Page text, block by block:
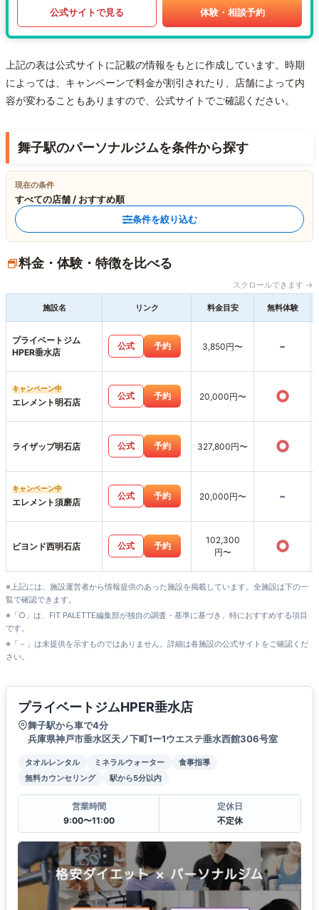
公式サイトで見る 体験・相談予約
上記の表は公式サイトに記載の情報をもとに作成しています。時期
によっては、キャンペーンで料金が割引されたり、店舗によって内
容が変わることもありますので、公式サイトでご確認ください。
舞子駅のパーソナルジムを条件から探す
現在の条件
すべての店舗 / おすすめ順
条件を絞り込む
料金・体験・特徴を比べる
スクロールできます →
施設名 リンク 料金目安 無料体験
プライベートジム
HPER垂水店
公式 予約 3,850円〜 -
キャンペーン中
エレメント明石店
公式 予約 20,000円〜 ○
ライザップ明石店 公式 予約 327,800円〜 ○
キャンペーン中
エレメント須磨店
公式 予約 20,000円〜 -
ビヨンド西明石店 公式 予約
102,300
円〜
○
※上記には、施設運営者から情報提供のあった施設を掲載しています。全施設は下の一
覧で確認できます。
※「○」は、FIT PALETTE編集部が独自の調査・基準に基づき、特におすすめする項目
です。
※「－」は未提供を示すものではありません。詳細は各施設の公式サイトをご確認くだ
さい。
プライベートジムHPER垂水店
舞子駅から車で4分
兵庫県神戸市垂水区天ノ下町1ー1ウエステ垂水西館306号室
タオルレンタル ミネラルウォーター
食事指導
無料カウンセリング
駅から5分以内
営業時間
9:00〜11:00
定休日
不定休